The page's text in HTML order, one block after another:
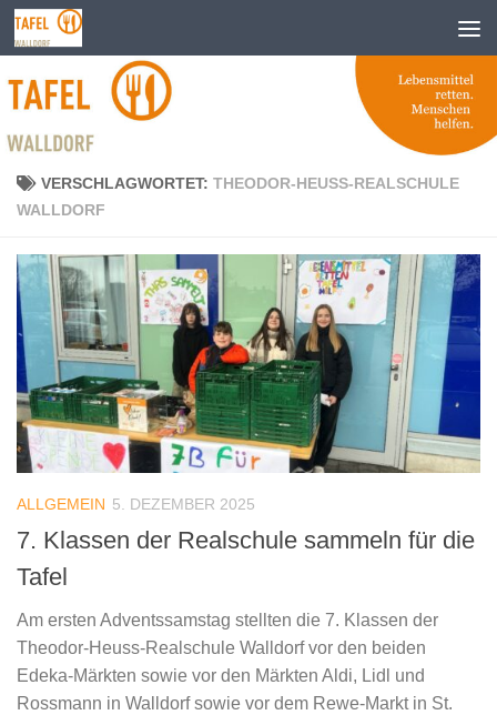
Zum Inhalt springen
VERSCHLAGWORTET: THEODOR-HEUSS-REALSCHULE
WALLDORF
ALLGEMEIN 5. DEZEMBER 2025
7. Klassen der Realschule sammeln für die
Tafel
Am ersten Adventssamstag stellten die 7. Klassen der
Theodor-Heuss-Realschule Walldorf vor den beiden
Edeka-Märkten sowie vor den Märkten Aldi, Lidl und
Rossmann in Walldorf sowie vor dem Rewe-Markt in St.